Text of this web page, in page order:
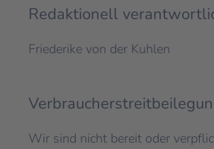
Redaktionell
Friederike von der Kuhlen
Wir sind nicht bereit oder